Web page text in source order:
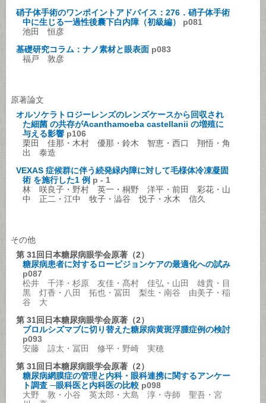
硝子体手術のワンポイントアドバイス：276．硝子体手術
中に生じる一過性後囊下白内障（初級編）
p081
池田 恒彦
基礎研究コラム：ナノ素材と眼表面 p083
福戸 敦彦
原著論文
オルソケラトロジーレンズのレンズケースから回収され
た細菌 の共存がAcanthamoeba castellanii の増殖に
与える影響 p106
栗田 佳那・木村 優那・鈴木 智恵・西口 翔悟・角
出 泰造
VEXAS 症候群に伴う続発緑内障に対して毛様体冷凍凝固
術 を施行した1 例 p - 1
林 咲良子・野村 英一・桐野 洋平・前田 彩花・山
中 正二・江中 牧子・澁谷 悦子・水木 信久
その他
第 31回日本糖尿病眼学会原著（2）
糖尿病患者に対するロービジョンケアの最適化への試み
p087
松井 千洋・杉原 友佳・髙村 佳弘・山田 雄貴・目
黒 灯香・八田 拓也・冨田 梨生・南谷 由美子・稲
谷 大
第 31回日本糖尿病眼学会原著（2）
ブロルシズマブに切り替えた糖尿病黄斑浮腫症例の検討
p093
安藤 諒太・冨田 修平・野崎 実穂
第 31回日本糖尿病眼学会原著（2）
糖尿病網膜症の管理と内科・眼科連携に関するアンケー
ト調査 ─眼科医と内科医の比較 p098
大野 敦・小谷 英太郎・大島 淳・寺師 聖吾・宮